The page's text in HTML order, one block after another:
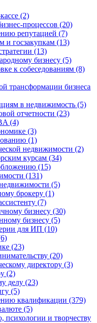
(2)
процессов (20)
репутацией (7)
и госзакупкам (13)
(13)
бизнесу (5)
к собеседованиям (8)
трансформации бизнеса
в недвижимость (5)
отчетности (23)
(4)
(3)
(1)
недвижимости (2)
курсам (34)
(15)
(131)
(5)
брокеру (1)
(7)
бизнесу (30)
бизнесу (5)
для ИП (10)
(23)
(20)
директору (3)
(2)
делу (23)
(5)
квалификации (379)
(5)
психологии и творчеству